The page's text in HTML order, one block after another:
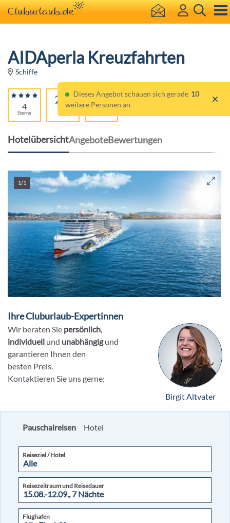
AIDAperla Kreuzfahrten
Schiffe
4
Sterne
Für
HotelübersichtAngeboteBewertungen
1/1
Ihre Cluburlaub-Expertinnen
Wir beraten Sie persönlich,
individuell und unabhängigund
garantieren Ihnen den
besten Preis.
Kontaktieren Sie uns gerne:
Birgit Altvater
Dieses Angebot schauen sich gerade 10
weitere Personen an
Pauschalreisen Hotel
Reiseziel / Hotel
Reisezeitraum und Reisedauer
Flughafen